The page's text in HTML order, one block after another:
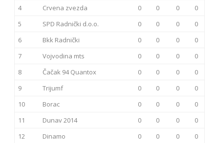
4
Crvena zvezda 0 0 0
0
5
SPD Radnički d.o.o. 0 0 0
0
6
Bkk Radnički 0 0 0
0
7
Vojvodina mts 0 0 0
0
8
Čačak 94 Quantox 0 0 0
0
9
Trijumf 0 0 0
0
10
Borac 0 0 0
0
11
Dunav 2014 0 0 0
0
12
Dinamo 0 0 0 0